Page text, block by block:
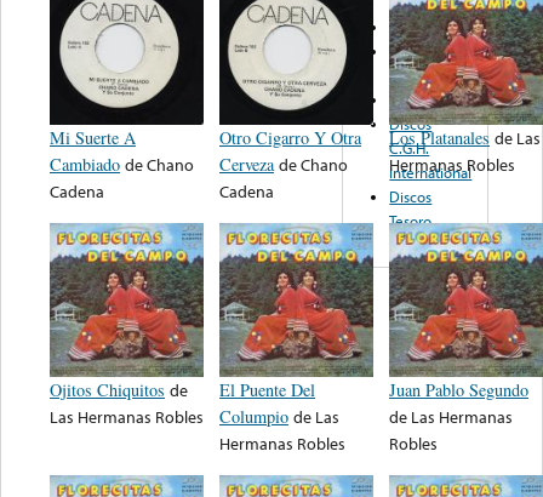
Mi Suerte A
Cambiado deChano
Cadena
Otro Cigarro Y Otra
Cerveza deChano
Cadena
Los Platanales de Las
Hermanas Robles
Ojitos Chiquitos de
Las Hermanas Robles
El Puente Del
Columpio de Las
Hermanas Robles
Juan Pablo Segundo
de Las Hermanas
Robles
CRS
IM Discos &
Cassettes
Musivisa
Discos
C.G.H.
International
Discos
Tesoro